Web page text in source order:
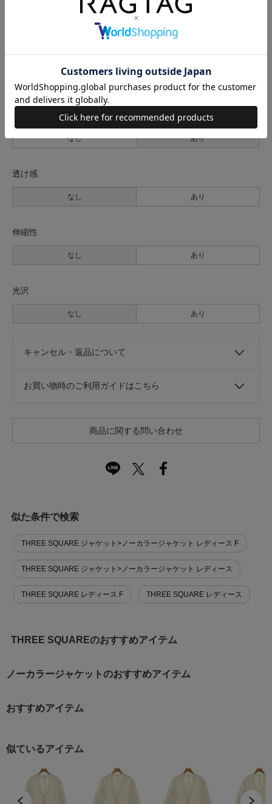
生地の厚さ
普通
なし あり
透け感
なし あり
伸縮性
なし あり
光沢
なし あり
キャンセル・返品について
お買い物時のご利用ガイドはこちら
商品に関する問い合わせ
似た条件で検索
THREE SQUARE ジャケット>ノーカラージャケット レディース F
THREE SQUARE ジャケット>ノーカラージャケット レディース
THREE SQUARE レディース F THREE SQUARE レディース
THREE SQUAREのおすすめアイテム
ノーカラージャケットのおすすめアイテム
おすすめアイテム